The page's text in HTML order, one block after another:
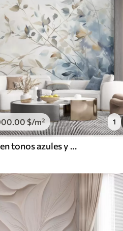
.00 $/m² 1
Ramas con hojas en tonos azules y marrones, fondo claro, suave y delicado, estilo acuarela